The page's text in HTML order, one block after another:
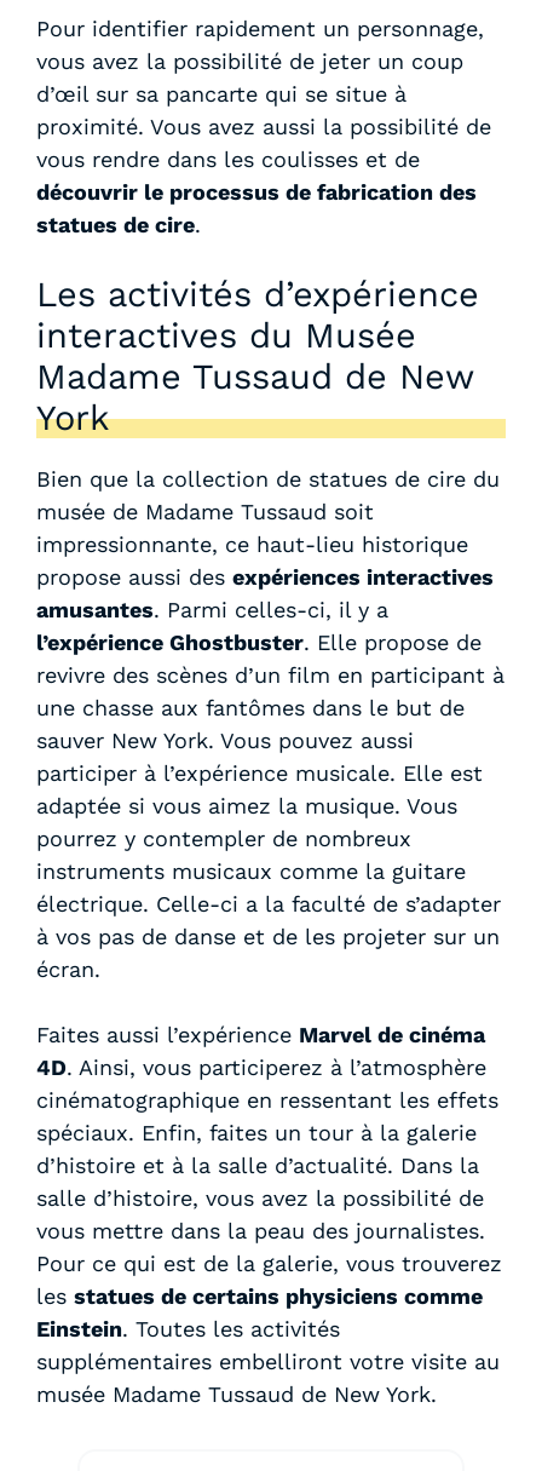
Pour identifier rapidement un personnage,
vous avez la possibilité de jeter un coup
d’œil sur sa pancarte qui se situe à
proximité. Vous avez aussi la possibilité de
vous rendre dans les coulisses et de
découvrir le processus de fabrication des
statues de cire.
Les activités d’expérience
interactives du Musée
Madame Tussaud de New
York
Bien que la collection de statues de cire du
musée de Madame Tussaud soit
impressionnante, ce haut-lieu historique
propose aussi des expériences interactives
amusantes. Parmi celles-ci, il y a
l’expérience Ghostbuster. Elle propose de
revivre des scènes d’un film en participant à
une chasse aux fantômes dans le but de
sauver New York. Vous pouvez aussi
participer à l’expérience musicale. Elle est
adaptée si vous aimez la musique. Vous
pourrez y contempler de nombreux
instruments musicaux comme la guitare
électrique. Celle-ci a la faculté de s’adapter
à vos pas de danse et de les projeter sur un
écran.
Faites aussi l’expérience Marvel de cinéma
4D. Ainsi, vous participerez à l’atmosphère
cinématographique en ressentant les effets
spéciaux. Enfin, faites un tour à la galerie
d’histoire et à la salle d’actualité. Dans la
salle d’histoire, vous avez la possibilité de
vous mettre dans la peau des journalistes.
Pour ce qui est de la galerie, vous trouverez
les statues de certains physiciens comme
Einstein. Toutes les activités
supplémentaires embelliront votre visite au
musée Madame Tussaud de New York.